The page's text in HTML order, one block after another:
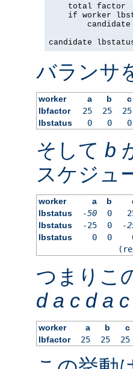
total factor
if worker
candidate
candidate
バランサ
worker a b c
lbfactor
25 25 25
lbstatus
0 0 0
そして b
スケジュ
worker a b
lbstatus
-50 0
lbstatus
-25 0 -
lbstatus
0 0
つまりこ
d a c d a c
worker a b c
lbfactor
25 25 25